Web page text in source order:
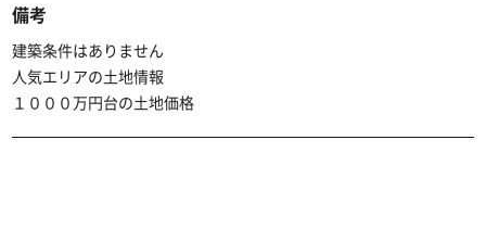
備考
建築条件はありません
人気エリアの土地情報
１０００万円台の土地価格